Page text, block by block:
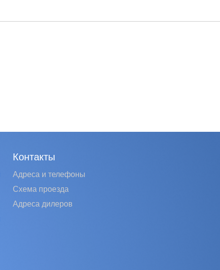
Контакты
Адреса и телефоны
Схема проезда
Адреса дилеров